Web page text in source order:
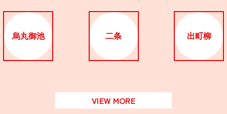
すべて
関西で開催。
おすすめの展覧会
誠光社で選びました。
烏丸御池 二条 出町柳
VIEW MORE